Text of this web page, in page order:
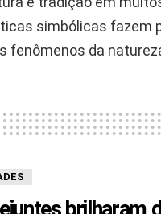
simbólicas fazem
fenômenos da